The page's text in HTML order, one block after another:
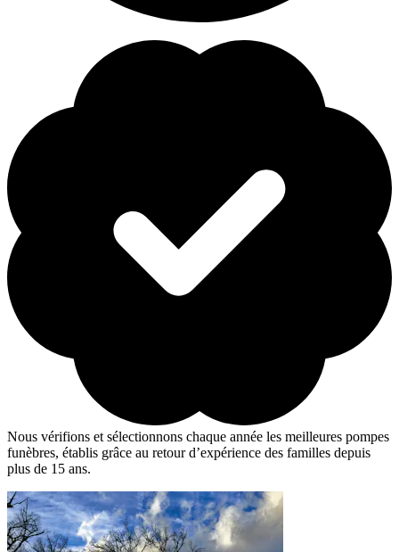
Nous vérifions et sélectionnons chaque année les meilleures pompes
funèbres, établis grâce au retour d’expérience des familles depuis
plus de 15 ans.